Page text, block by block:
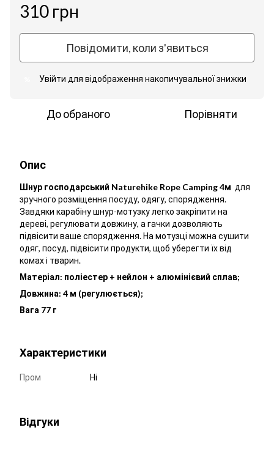
310 грн
Повідомити, коли з'явиться
Увійти для відображення накопичувальної знижки
До обраного Порівняти
Опис
Шнур господарський Naturehike Rope Camping 4м для
зручного розміщення посуду, одягу, спорядження.
Завдяки карабіну шнур-мотузку легко закріпити на
дереві, регулювати довжину, а гачки дозволяють
підвісити ваше спорядження. На мотузці можна сушити
одяг, посуд, підвісити продукти, щоб уберегти їх від
комах і тварин.
Матеріал: поліестер + нейлон + алюмінієвий сплав;
Довжина: 4 м (регулюється);
Вага 77 г
Характеристики
Пром Ні
Відгуки